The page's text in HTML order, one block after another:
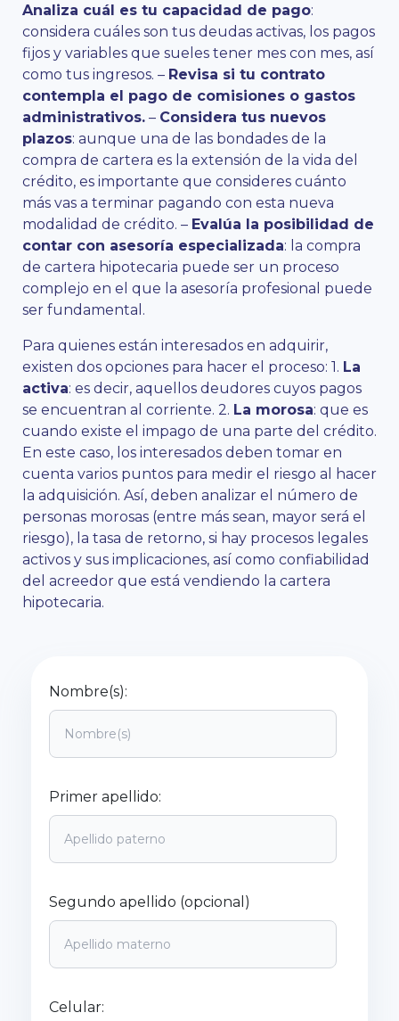
Analiza cuál es tu capacidad de pago:
considera cuáles son tus deudas activas, los pagos
fijos y variables que sueles tener mes con mes, así
como tus ingresos. – Revisa si tu contrato
contempla el pago de comisiones o gastos
administrativos. – Considera tus nuevos
plazos: aunque una de las bondades de la
compra de cartera es la extensión de la vida del
crédito, es importante que consideres cuánto
más vas a terminar pagando con esta nueva
modalidad de crédito. – Evalúa la posibilidad de
contar con asesoría especializada: la compra
de cartera hipotecaria puede ser un proceso
complejo en el que la asesoría profesional puede
ser fundamental.
Para quienes están interesados en adquirir,
existen dos opciones para hacer el proceso: 1. La
activa: es decir, aquellos deudores cuyos pagos
se encuentran al corriente. 2. La morosa: que es
cuando existe el impago de una parte del crédito.
En este caso, los interesados deben tomar en
cuenta varios puntos para medir el riesgo al hacer
la adquisición. Así, deben analizar el número de
personas morosas (entre más sean, mayor será el
riesgo), la tasa de retorno, si hay procesos legales
activos y sus implicaciones, así como confiabilidad
del acreedor que está vendiendo la cartera
hipotecaria.
Nombre(s):
Primer apellido:
Segundo apellido (opcional)
Celular: